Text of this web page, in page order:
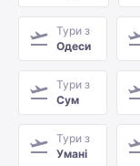
Тури з
Одеси
Тури з
Сум
Тури з
Умані